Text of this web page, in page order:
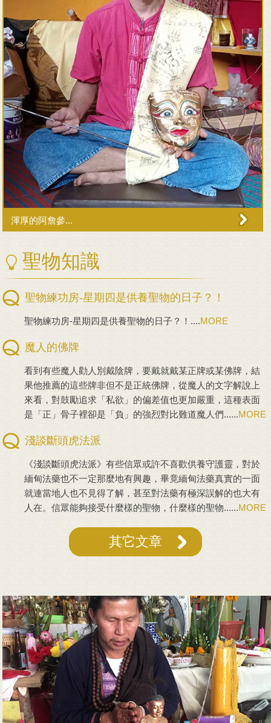
渾厚的阿詹參...
聖物知識
聖物練功房-星期四是供養聖物的日子？！
聖物練功房-星期四是供養聖物的日子？！....MORE
魔人的佛牌
看到有些魔人勸人別戴陰牌，要戴就戴某正牌或某佛牌，結
果他推薦的這些牌非但不是正統佛牌，從魔人的文字解說上
來看，對鼓勵追求「私欲」的偏差值也更加嚴重，這種表面
是「正」骨子裡卻是「負」的強烈對比難道魔人們......MORE
淺談斷頭虎法派
《淺談斷頭虎法派》有些信眾或許不喜歡供養守護靈，對於
緬甸法藥也不一定那麼地有興趣，畢竟緬甸法藥真實的一面
就連當地人也不見得了解，甚至對法藥有極深誤解的也大有
人在。信眾能夠接受什麼樣的聖物，什麼樣的聖物......MORE
其它文章